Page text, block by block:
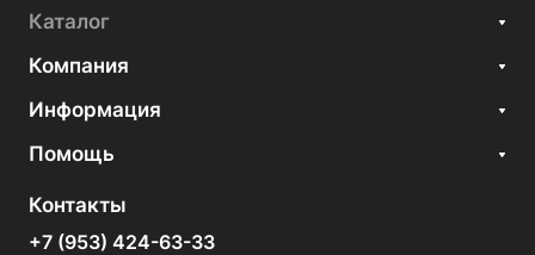
Каталог
Компания
Информация
Помощь
Контакты
+7 (953) 424-63-33